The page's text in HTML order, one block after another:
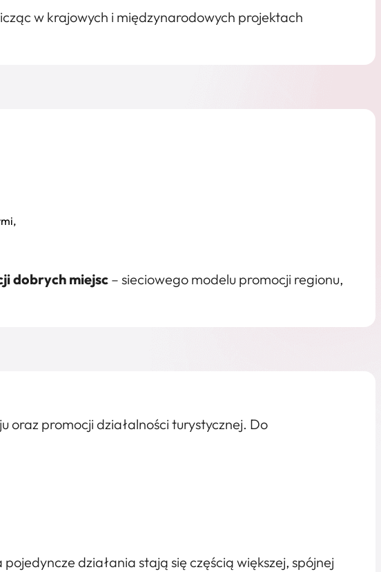
w krajowych i międzynarodowych projektach
dobrych miejsc – sieciowego modelu promocji regionu,
oraz promocji działalności turystycznej. Do
działania stają się częścią większej, spójnej